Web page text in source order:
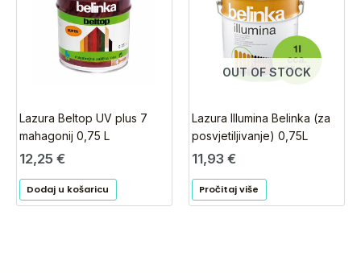
Lazura Beltop UV plus 7
mahagonij 0,75 L
12,25 €
Dodaj u košaricu
OUT OF STOCK
Lazura Illumina Belinka (za
posvjetiljivanje) 0,75L
11,93 €
Pročitaj više